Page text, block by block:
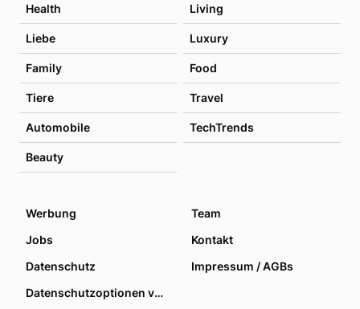
Health Living
Liebe Luxury
Family Food
Tiere Travel
Automobile TechTrends
Beauty
Werbung
Team
Jobs
Kontakt
Datenschutz
Impressum / AGBs
Datenschutzoptionen verwalten